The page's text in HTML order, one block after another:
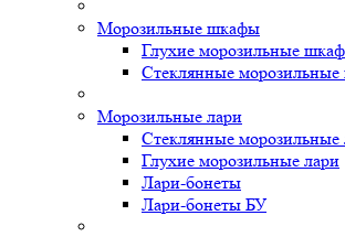
Морозильные шкафы
Глухие морозильные
Стеклянные
Морозильные лари
Стеклянные морозильные
Глухие морозильные лари
Лари-бонеты
Лари-бонеты БУ